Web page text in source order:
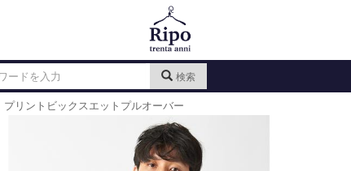
検索
プリントビックスエットプルオーバー